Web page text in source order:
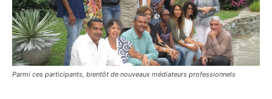
Parmi ces participants, bientôt de nouveaux médiateurs professionnels